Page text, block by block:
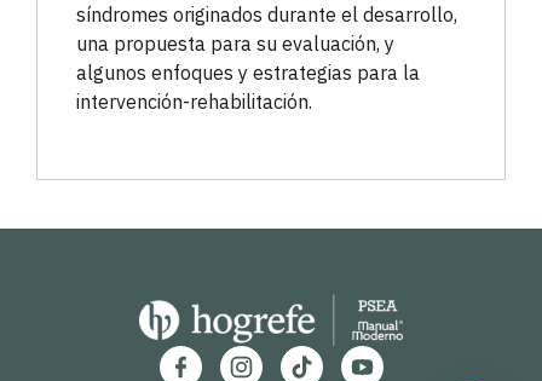
síndromes originados durante el desarrollo,
una propuesta para su evaluación, y
algunos enfoques y estrategias para la
intervención-rehabilitación.